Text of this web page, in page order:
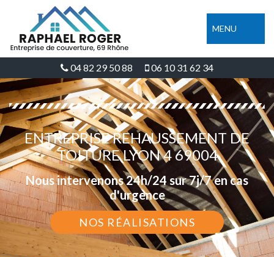
MENU
04 82 29 50 88 06 10 31 62 34
ENTREPRISE REHAUSSEMENT DE
TOITURE LYON 4 69004
Nous intervenons 24h/24 sur 7j/7 en cas
d'urgence
NOS RÉALISATIONS